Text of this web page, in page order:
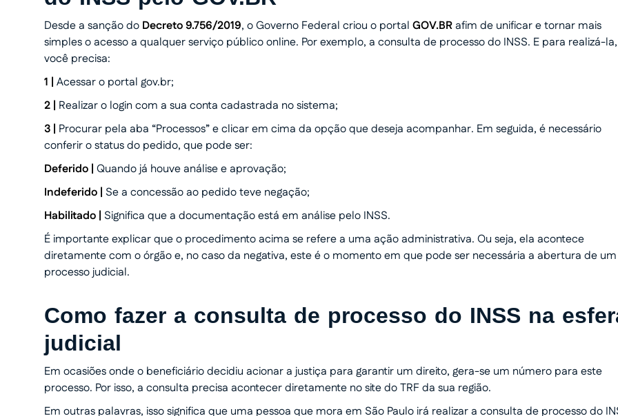
Desde a sanção do Decreto 9.756/2019, o Governo Federal criou o portal GOV.BRafim de unificar e tornar mais
simples o acesso a qualquer serviço público online. Por exemplo, a consulta de processo do INSS. E para realizá-la,
você precisa:
1 | Acessar o portal gov.br;
2 | Realizar o login com a sua conta cadastrada no sistema;
3 | Procurar pela aba “Processos” e clicar em cima da opção que deseja acompanhar. Em seguida, é necessário
conferir o status do pedido, que pode ser:
Deferido | Quando já houve análise e aprovação;
Indeferido | Se a concessão ao pedido teve negação;
Habilitado | Significa que a documentação está em análise pelo INSS.
É importante explicar que o procedimento acima se refere a uma ação administrativa. Ou seja, ela acontece
diretamente com o órgão e, no caso da negativa, este é o momento em que pode ser necessária a abertura de um
processo judicial.
Como fazer a consulta de processo do INSS na
judicial
Em ocasiões onde o beneficiário decidiu acionar a justiça para garantir um direito, gera-se um número para este
processo. Por isso, a consulta precisa acontecer diretamente no site do TRF da sua região.
Em outras palavras, isso significa que uma pessoa que mora em São Paulo irá realizar a consulta de processo do